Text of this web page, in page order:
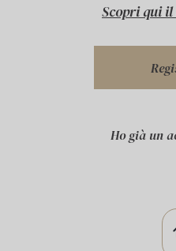
Scopri qui
Ho già un